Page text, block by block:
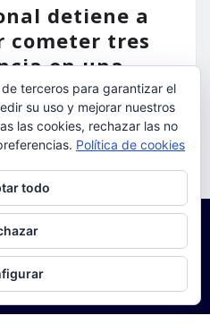
detiene a
cometer tres
en una
7, 2026
terceros para garantizar el
su uso y mejorar nuestros
las cookies, rechazar las no
Política de cookies
todo
cómo gestionar las cookies,